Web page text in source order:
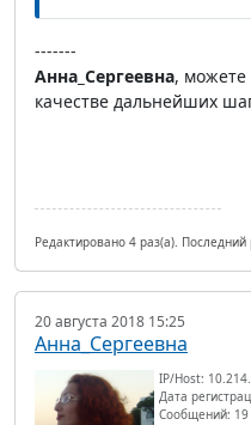
-------
Анна_Сергеевна, можете
качестве дальнейших
Редактировано 4 раз(а).
20 августа 2018 15:25
Анна_Сергеевна
IP/Host:
Дата
Сообщений: 19